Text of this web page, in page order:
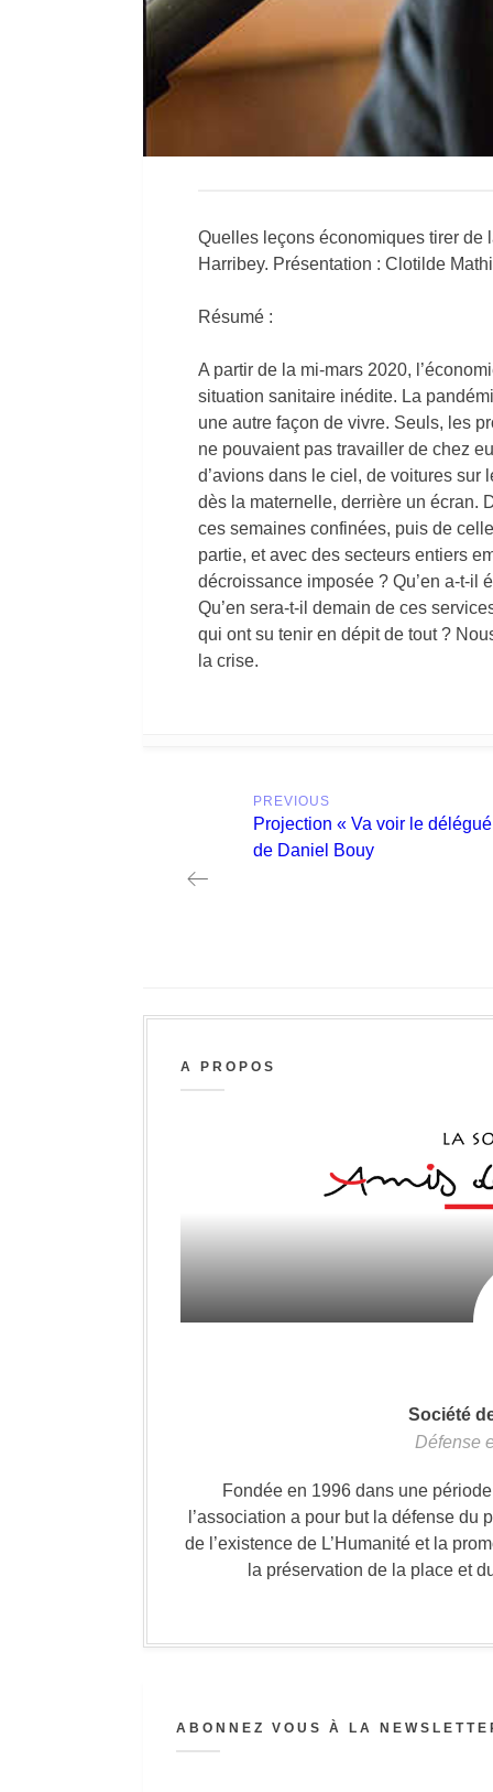
Quelles leçons économiques tirer de
Harribey. Présentation : Clotilde
Résumé :
A partir de la mi-mars 2020,
situation sanitaire inédite. La
une autre façon de vivre. Seuls, les
ne pouvaient pas travailler de chez
d’avions dans le ciel, de voitures sur
dès la maternelle, derrière un écran.
ces semaines confinées, puis de
partie, et avec des secteurs entiers
décroissance imposée ? Qu’en a-t-il
Qu’en sera-t-il demain de ces
qui ont su tenir en dépit de tout ?
la crise.
navigation
PREVIOUS
Previous
post:
Projection « Va voir le
de Daniel Bouy
A PROPOS
Société
Défense
Fondée en 1996 dans une
l’association a pour but la défense
de l’existence de L’Humanité et la
la préservation de la place et
ABONNEZ VOUS À LA